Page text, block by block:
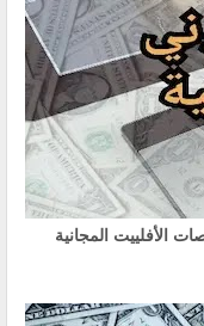
الأفلييت المجانية